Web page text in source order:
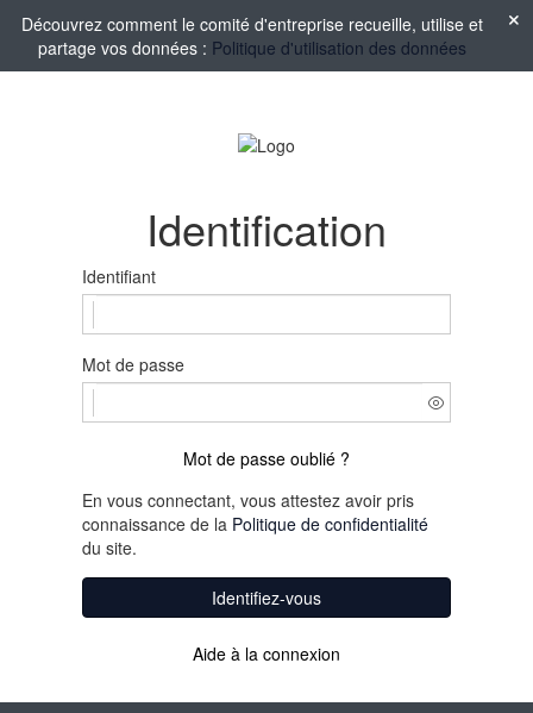
Découvrez comment le comité d'entreprise recueille, utilise et
partage vos données : Politique d'utilisation des données
Identification
Identifiant
Mot de passe
Mot de passe oublié ?
En vous connectant, vous attestez avoir pris
connaissance de la Politique de confidentialité
du site.
Identifiez-vous
Aide à la connexion